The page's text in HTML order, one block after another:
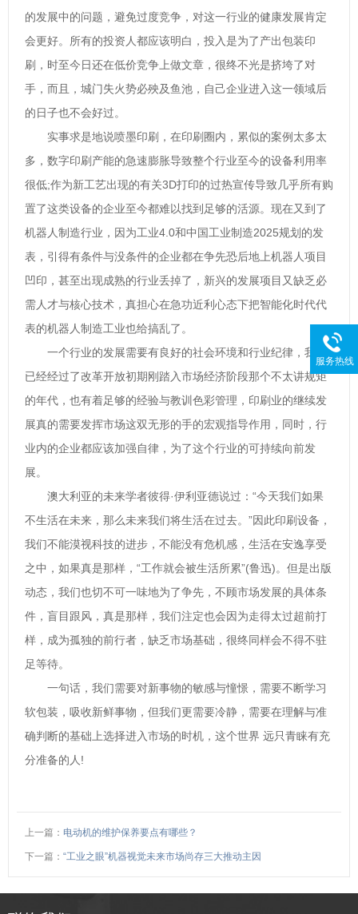
的发展中的问题，避免过度竞争，对这一行业的健康发展肯定
会更好。所有的投资人都应该明白，投入是为了产出包装印
刷，时至今日还在低价竞争上做文章，很终不光是挤垮了对
手，而且，城门失火势必殃及鱼池，自己企业进入这一领域后
的日子也不会好过。
实事求是地说喷墨印刷，在印刷圈内，累似的案例太多太
多，数字印刷产能的急速膨胀导致整个行业至今的设备利用率
很低;作为新工艺出现的有关3D打印的过热宣传导致几乎所有购
置了这类设备的企业至今都难以找到足够的活源。现在又到了
机器人制造行业，因为工业4.0和中国工业制造2025规划的发
表，引得有条件与没条件的企业都在争先恐后地上机器人项目
凹印，甚至出现成熟的行业丢掉了，新兴的发展项目又缺乏必
需人才与核心技术，真担心在急功近利心态下把智能化时代代
表的机器人制造工业也给搞乱了。
一个行业的发展需要有良好的社会环境和行业纪律，我们
已经经过了改革开放初期刚踏入市场经济阶段那个不太讲规矩
的年代，也有着足够的经验与教训色彩管理，印刷业的继续发
展真的需要发挥市场这双无形的手的宏观指导作用，同时，行
业内的企业都应该加强自律，为了这个行业的可持续向前发
展。
澳大利亚的未来学者彼得·伊利亚德说过：“今天我们如果
不生活在未来，那么未来我们将生活在过去。”因此印刷设备，
我们不能漠视科技的进步，不能没有危机感，生活在安逸享受
之中，如果真是那样，“工作就会被生活所累”(鲁迅)。但是出版
动态，我们也切不可一味地为了争先，不顾市场发展的具体条
件，盲目跟风，真是那样，我们注定也会因为走得太过超前打
样，成为孤独的前行者，缺乏市场基础，很终同样会不得不驻
足等待。
一句话，我们需要对新事物的敏感与憧憬，需要不断学习
软包装，吸收新鲜事物，但我们更需要冷静，需要在理解与准
确判断的基础上选择进入市场的时机，这个世界 远只青睐有充
分准备的人!
上一篇： 电动机的维护保养要点有哪些？
下一篇： “工业之眼”机器视觉未来市场尚存三大推动主因
服务热线